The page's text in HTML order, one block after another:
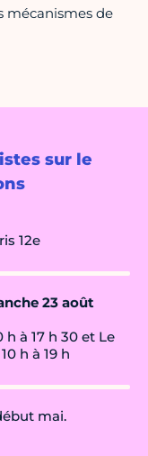
sur le
12e
23 août
à 17 h 30 et Le
h à 19 h
mai.
mécanismes de